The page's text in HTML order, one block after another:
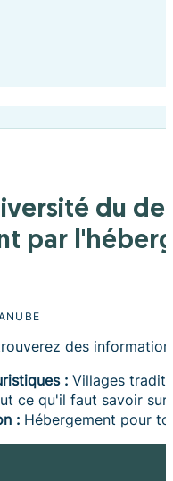
du
par
des
: Villages
ce qu'il faut savoir
: Hébergement pour